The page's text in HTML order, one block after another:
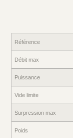
Référence
Débit max
Puissance
Vide limite
Surpression max
Poids